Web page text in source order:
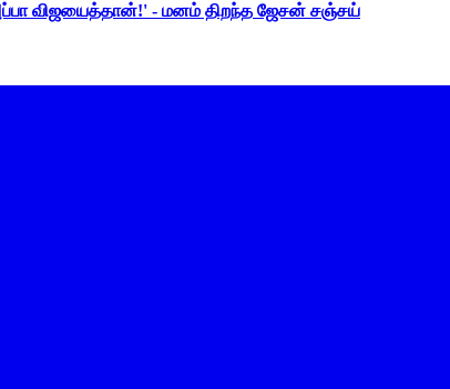
அப்பா விஜயைத்தான்!' - மனம் திறந்த ஜேசன் சஞ்சய்